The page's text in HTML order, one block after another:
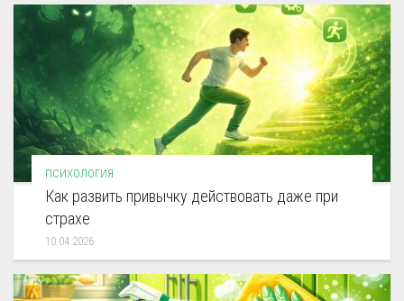
ПСИХОЛОГИЯ
Как развить привычку действовать даже при
страхе
10.04.2026